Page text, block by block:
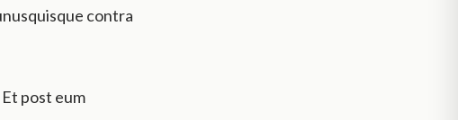
contra
post eum